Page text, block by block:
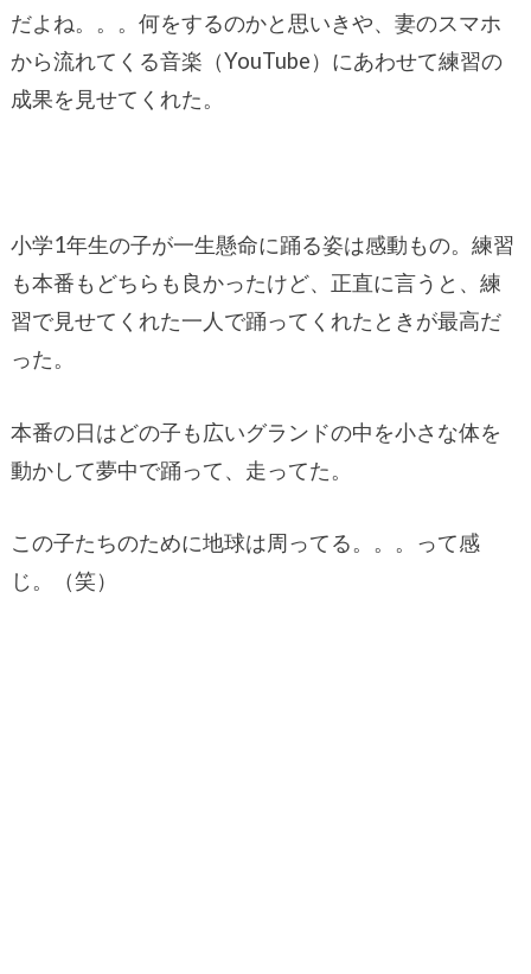
だよね。。。何をするのかと思いきや、妻のスマホ
から流れてくる音楽（YouTube）にあわせて練習の
成果を見せてくれた。
小学1年生の子が一生懸命に踊る姿は感動もの。練習
も本番もどちらも良かったけど、正直に言うと、練
習で見せてくれた一人で踊ってくれたときが最高だ
った。
本番の日はどの子も広いグランドの中を小さな体を
動かして夢中で踊って、走ってた。
この子たちのために地球は周ってる。。。って感
じ。（笑）